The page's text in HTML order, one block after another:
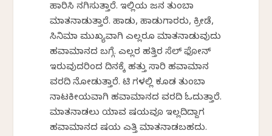
ಹಾರಿಸಿ ನಗಿಸುತ್ತಾರೆ. ಇಲ್ಲಿಯ ಜನ ತುಂಬಾ
ಮಾತನಾಡುತ್ತಾರೆ. ಹಾಡು, ಹಾಡುಗಾರರು, ಕ್ರೀಡೆ,
ಸಿನಿಮಾ ಮುಖ್ಯವಾಗಿ ಎಲ್ಲರೂ ಮಾತನಾಡುವುದು
ಹವಾಮಾನದ ಬಗ್ಗೆ. ಎಲ್ಲರ ಹತ್ತಿರ ಸೆಲ್ ಫೋನ್
ಇರುವುದರಿಂದ ದಿನಕ್ಕೆ ಹತ್ತು ಸಾರಿ ಹವಾಮಾನ
ವರದಿ ನೋಡುತ್ತಾರೆ. ಟಿವಿ ಗಳಲ್ಲಿ ಕೂಡ ತುಂಬಾ
ನಾಟಕೀಯವಾಗಿ ಹವಾಮಾನದ ವರದಿ ಓದುತ್ತಾರೆ.
ಮಾತನಾಡಲು ಯಾವ ವಿಷಯವೂ ಇಲ್ಲದಿದ್ದಾಗ
ಹವಾಮಾನದ ವಿಷಯ ಎತ್ತಿ ಮಾತನಾಡಬಹದು.